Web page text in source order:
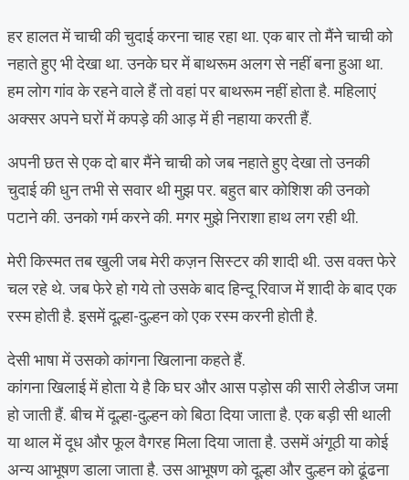
हर हालत में चाची की चुदाई करना चाह रहा था. एक बार तो मैंने चाची को
नहाते हुए भी देखा था. उनके घर में बाथरूम अलग से नहीं बना हुआ था.
हम लोग गांव के रहने वाले हैं तो वहां पर बाथरूम नहीं होता है. महिलाएं
अक्सर अपने घरों में कपड़े की आड़ में ही नहाया करती हैं.
अपनी छत से एक दो बार मैंने चाची को जब नहाते हुए देखा तो उनकी
चुदाई की धुन तभी से सवार थी मुझ पर. बहुत बार कोशिश की उनको
पटाने की. उनको गर्म करने की. मगर मुझे निराशा हाथ लग रही थी.
मेरी किस्मत तब खुली जब मेरी कज़न सिस्टर की शादी थी. उस वक्त फेरे
चल रहे थे. जब फेरे हो गये तो उसके बाद हिन्दू रिवाज में शादी के बाद एक
रस्म होती है. इसमें दूल्हा-दुल्हन को एक रस्म करनी होती है.
देसी भाषा में उसको कांगना खिलाना कहते हैं.
कांगना खिलाई में होता ये है कि घर और आस पड़ोस की सारी लेडीज जमा
हो जाती हैं. बीच में दूल्हा-दुल्हन को बिठा दिया जाता है. एक बड़ी सी थाली
या थाल में दूध और फूल वैगरह मिला दिया जाता है. उसमें अंगूठी या कोई
अन्य आभूषण डाला जाता है. उस आभूषण को दूल्हा और दुल्हन को ढूंढना